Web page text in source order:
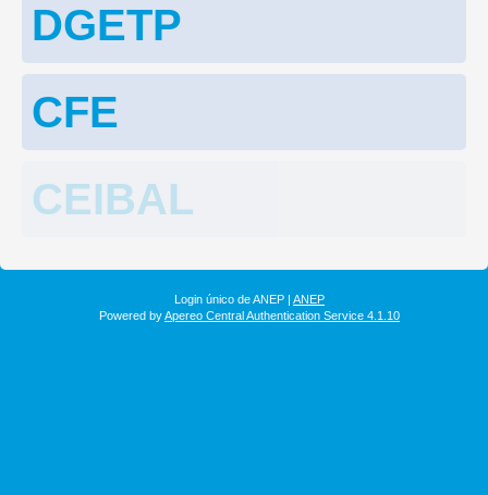
DGETP
CFE
CEIBAL
Login único de ANEP | ANEP
Powered byApereo Central Authentication Service 4.1.10